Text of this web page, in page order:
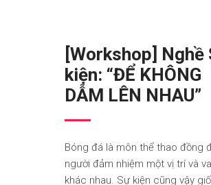
[Workshop] Nghề
kiện: “ĐỂ KHÔNG
DẪM LÊN NHAU”
Bóng đá là môn thể thao đồng
người đảm nhiệm một vị trí và
khác nhau. Sự kiện cũng vậy